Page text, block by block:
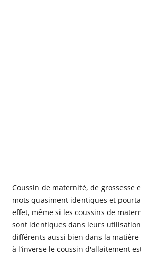
Coussin de maternité, de grossesse
mots quasiment identiques et
effet, même si les coussins de
sont identiques dans leurs
différents aussi bien dans la
à l’inverse le coussin d'allaitement